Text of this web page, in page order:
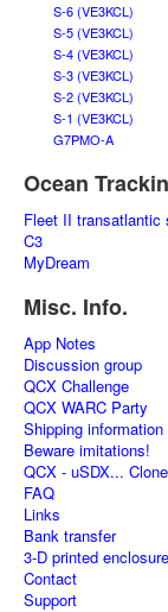
S-6 (VE3KCL)
S-5 (VE3KCL)
S-4 (VE3KCL)
S-3 (VE3KCL)
S-2 (VE3KCL)
S-1 (VE3KCL)
G7PMO-A
Ocean
Fleet II transatlantic
C3
MyDream
Misc. Info.
App Notes
Discussion group
QCX Challenge
QCX WARC Party
Shipping information
Beware imitations!
QCX - uSDX...
FAQ
Links
Bank transfer
3-D printed
Contact
Support